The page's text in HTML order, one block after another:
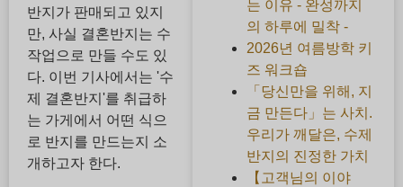
반지가 판매되고 있지
만, 사실 결혼반지는 수
작업으로 만들 수도 있
다. 이번 기사에서는 '수
제 결혼반지'를 취급하
는 가게에서 어떤 식으
로 반지를 만드는지 소
개하고자 한다.
는 이유 - 완성까지
의 하루에 밀착 -
2026년 여름방학 키
즈 워크숍
「당신만을 위해, 지
금 만든다」는 사치.
우리가 깨달은, 수제
반지의 진정한 가치
【고객님의 이야